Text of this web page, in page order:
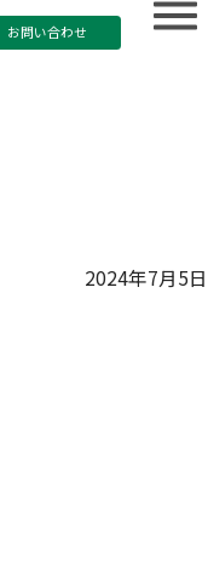
お問い合わせ
2024年7月5日